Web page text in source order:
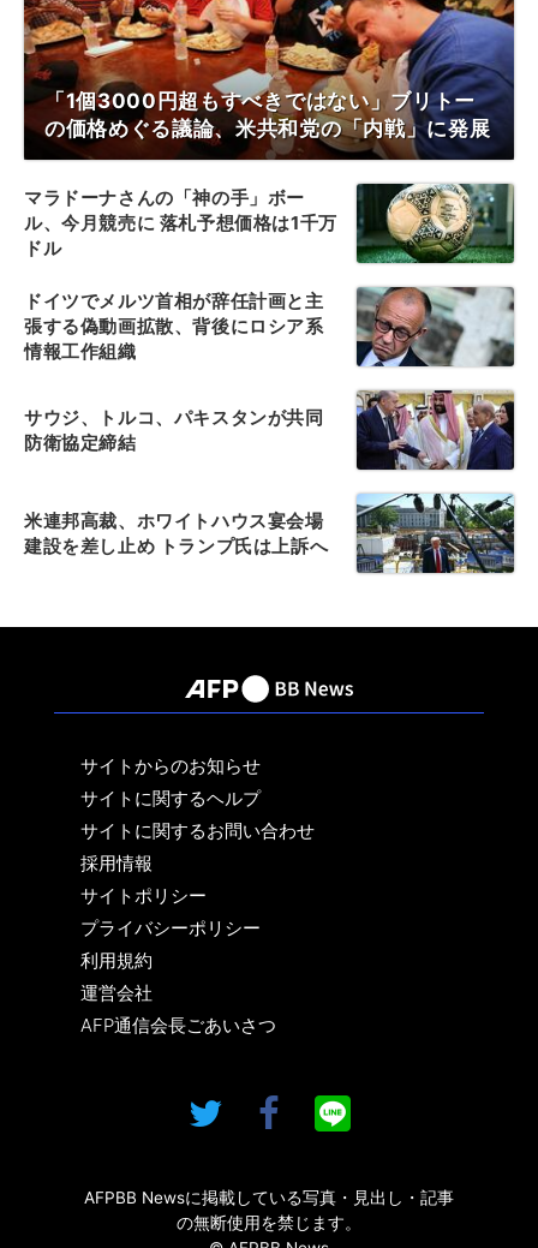
「1個3000円超もすべきではない」ブリトー
の価格めぐる議論、米共和党の「内戦」に発展
マラドーナさんの「神の手」ボー
ル、今月競売に 落札予想価格は1千万
ドル
ドイツでメルツ首相が辞任計画と主
張する偽動画拡散、背後にロシア系
情報工作組織
サウジ、トルコ、パキスタンが共同
防衛協定締結
米連邦高裁、ホワイトハウス宴会場
建設を差し止め トランプ氏は上訴へ
サイトからのお知らせ
サイトに関するヘルプ
サイトに関するお問い合わせ
採用情報
サイトポリシー
プライバシーポリシー
利用規約
運営会社
AFP通信会長ごあいさつ
AFPBB Newsに掲載している写真・見出し・記事
の無断使用を禁じます。